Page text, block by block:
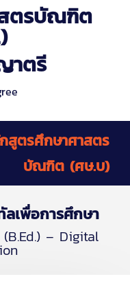
ตรบัณฑิต
าตรี
สูตรศึกษาศาสตร
บัณฑิต (ศษ.บ)
ลเพื่อการศึกษา
– Digital